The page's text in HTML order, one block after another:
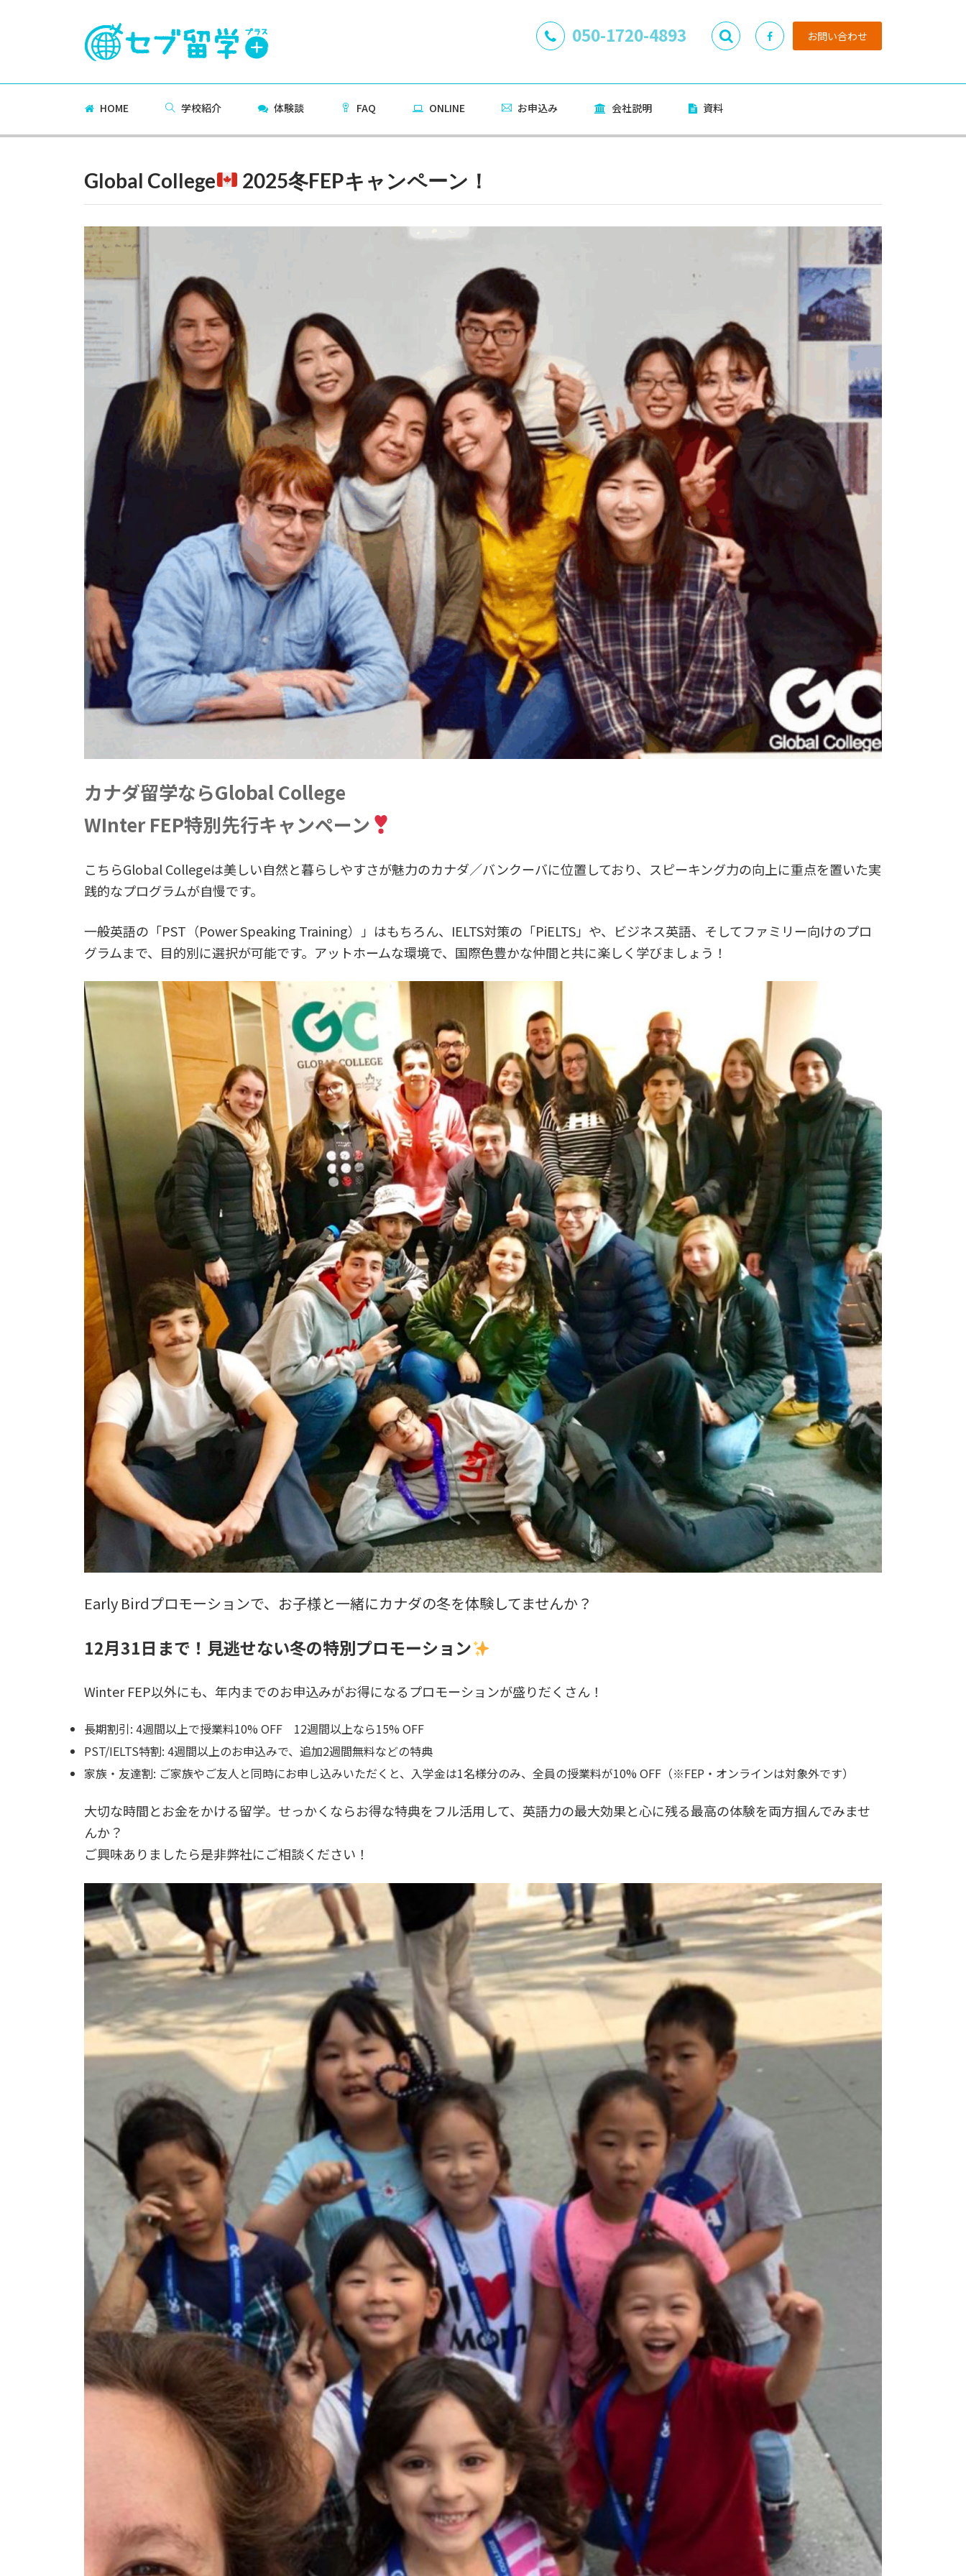
050-1720-4893 お問い合わせ
HOME 学校紹介 体験談 FAQ ONLINE お申込み 会社説明 資料
Global College 2025冬FEPキャンペーン！
カナダ留学ならGlobal College
WInter FEP特別先行キャンペーン
こちらGlobal Collegeは美しい自然と暮らしやすさが魅力のカナダ／バンクーバに位置しており、スピーキング力の向上に重点を置いた実
践的なプログラムが自慢です。
一般英語の「PST（Power Speaking Training）」はもちろん、IELTS対策の「PiELTS」や、ビジネス英語、そしてファミリー向けのプロ
グラムまで、目的別に選択が可能です。アットホームな環境で、国際色豊かな仲間と共に楽しく学びましょう！
Early Birdプロモーションで、お子様と一緒にカナダの冬を体験してませんか？
12月31日まで！見逃せない冬の特別プロモーション
Winter FEP以外にも、年内までのお申込みがお得になるプロモーションが盛りだくさん！
長期割引: 4週間以上で授業料10% OFF 12週間以上なら15% OFF
PST/IELTS特割: 4週間以上のお申込みで、追加2週間無料などの特典
家族・友達割: ご家族やご友人と同時にお申し込みいただくと、入学金は1名様分のみ、全員の授業料が10% OFF（※FEP・オンラインは対象外です）
大切な時間とお金をかける留学。せっかくならお得な特典をフル活用して、英語力の最大効果と心に残る最高の体験を両方掴んでみませ
んか？
ご興味ありましたら是非弊社にご相談ください！